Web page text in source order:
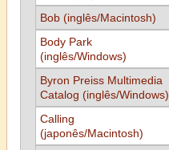
Bob (inglês/Macintosh)
Body Park
(inglês/Windows)
Byron Preiss Multimedia
Catalog (inglês/Windows)
Calling
(japonês/Macintosh)